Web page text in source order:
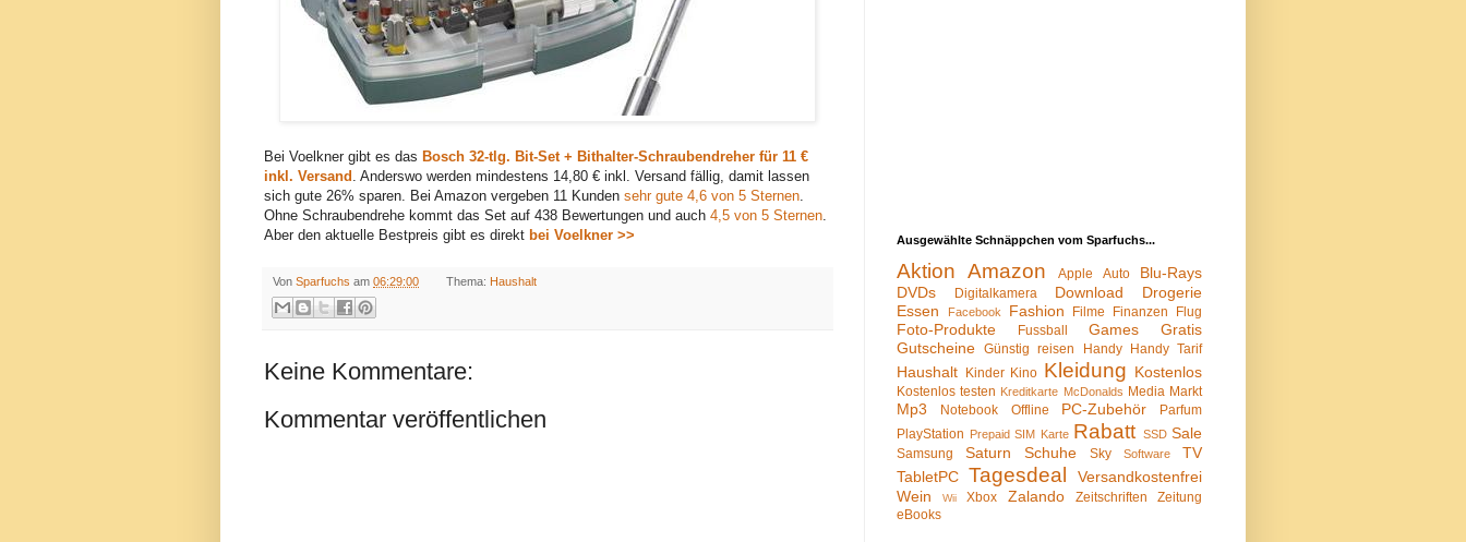
Bei Voelkner gibt es das Bosch 32-tlg. Bit-Set + Bithalter-Schraubendreher für 11 €
inkl. Versand . Anderswo werden mindestens 14,80 € inkl. Versand fällig, damit lassen
sich gute 26% sparen. Bei Amazon vergeben 11 Kunden sehr gute 4,6 von 5 Sternen
Ohne Schraubendrehe kommt das Set auf 438 Bewertungen und auch 4,5 von 5 Sternen
Aber den aktuelle Bestpreis gibt es direkt bei Voelkner >>
Von Sparfuchs am 06:29:00 Thema: Haushalt
Keine Kommentare:
Kommentar veröffentlichen
Ausgewählte Schnäppchen vom Sparfuchs...
Aktion Amazon Apple Auto
Blu-Rays
DVDs
Digitalkamera Download
Drogerie
Essen
Facebook Fashion Filme Finanzen Flug
Foto-Produkte Fussball Games
Gratis
Gutscheine Günstig reisen Handy Handy Tarif
Haushalt Kinder Kino Kleidung Kostenlos
Kostenlos testen Kreditkarte McDonalds Media Markt
Mp3 Notebook Offline PC-Zubehör
Parfum
PlayStation Prepaid SIM Karte Rabatt SSD Sale
Samsung Saturn Schuhe Sky Software
TV
TabletPC Tagesdeal
Versandkostenfrei
Wein
Wii Xbox Zalando Zeitschriften
Zeitung
eBooks